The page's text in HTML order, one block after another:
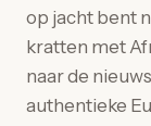
op jacht bent
kratten met
naar de
authentieke